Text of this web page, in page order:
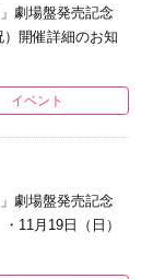
劇場盤発売記念
開催詳細のお知
イベント
劇場盤発売記念
11月19日（日）